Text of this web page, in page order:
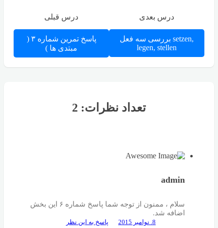
درس قبلی
پاسخ تمرین شماره ۳ (
مبتدی ها )
درس بعدی
بررسی سه فعل setzen,
legen, stellen
تعداد نظرات: 2
admin
سلام ، ممنون از توجه شما پاسخ شماره ۶ این بخش
اضافه شد.
8. نوامبر 2015 پاسخ به این نظر